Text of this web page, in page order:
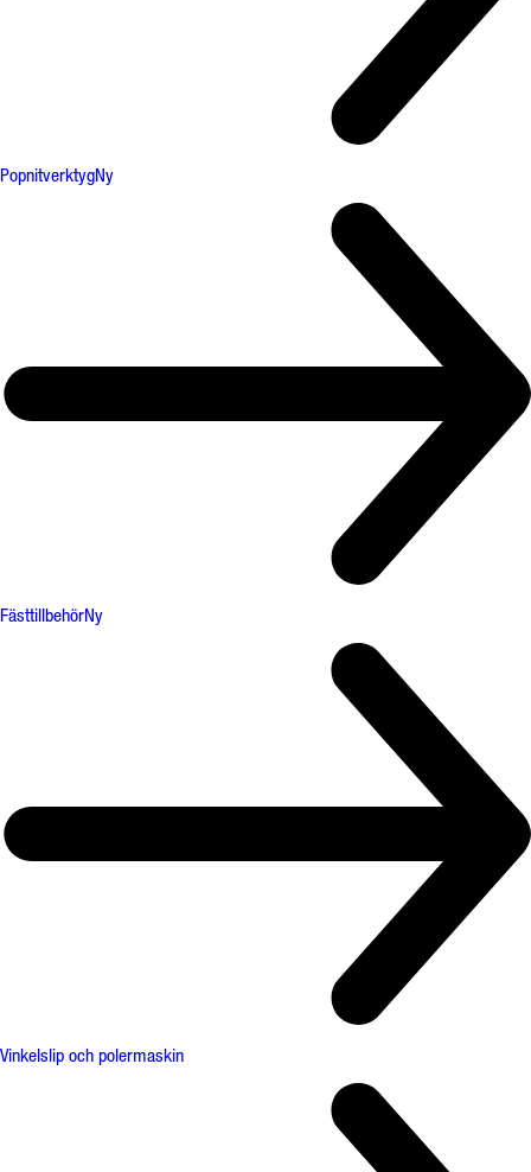
PopnitverktygNy
FästtillbehörNy
Vinkelslip och polermaskin